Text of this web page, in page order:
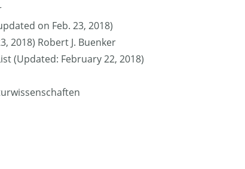
on Feb. 23, 2018)
2018) Robert J. Buenker
(Updated: February 22, 2018)